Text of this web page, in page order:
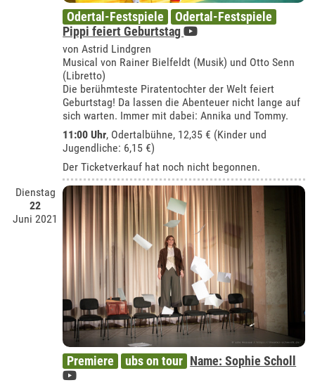
Odertal-Festspiele
Odertal-Festspiele
Pippi feiert Geburtstag
von Astrid Lindgren
Musical von Rainer Bielfeldt (Musik) und Otto Senn
(Libretto)
Die berühmteste Piratentochter der Welt feiert
Geburtstag! Da lassen die Abenteuer nicht lange auf
sich warten. Immer mit dabei: Annika und Tommy.
11:00 Uhr, Odertalbühne, 12,35 € (Kinder und
Jugendliche: 6,15 €)
Der Ticketverkauf hat noch nicht begonnen.
Dienstag
22
Juni 2021
Premiere ubs on tour Name: Sophie Scholl